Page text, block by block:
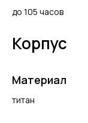
до 105 часов
Корпус
Материал
титан